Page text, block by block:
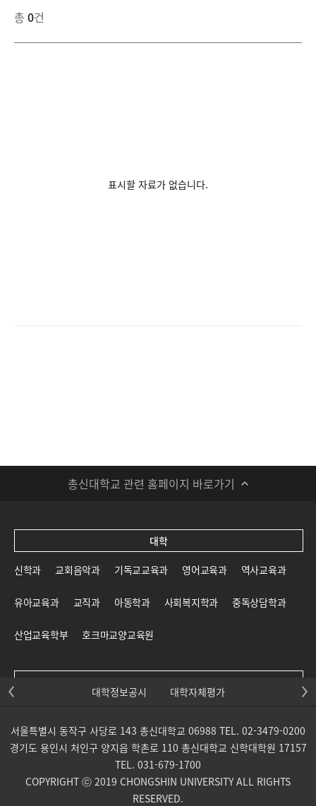
총 0건
표시할 자료가 없습니다.
총신대학교 관련 홈페이지 바로가기
대학
신학과 교회음악과 기독교교육과 영어교육과 역사교육과
유아교육과 교직과 아동학과 사회복지학과 중독상담학과
산업교육학부 호크마교양교육원
목회신학전문대학원 사회복지대학원 상담대학원
교회음악대학원 통일개발대학원 산업교육학부 대학원
대학정보공시 대학자체평가
서울특별시 동작구 사당로 143 총신대학교 06988 TEL. 02-3479-0200
경기도 용인시 처인구 양지읍 학촌로 110 총신대학교 신학대학원 17157
TEL. 031-679-1700
COPYRIGHT ⓒ 2019 CHONGSHIN UNIVERSITY ALL RIGHTS
RESERVED.